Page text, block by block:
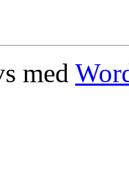
med